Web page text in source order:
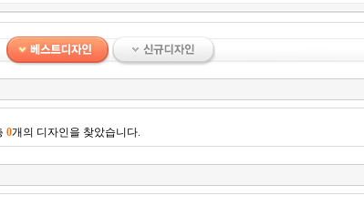
0개의 디자인을 찾았습니다.